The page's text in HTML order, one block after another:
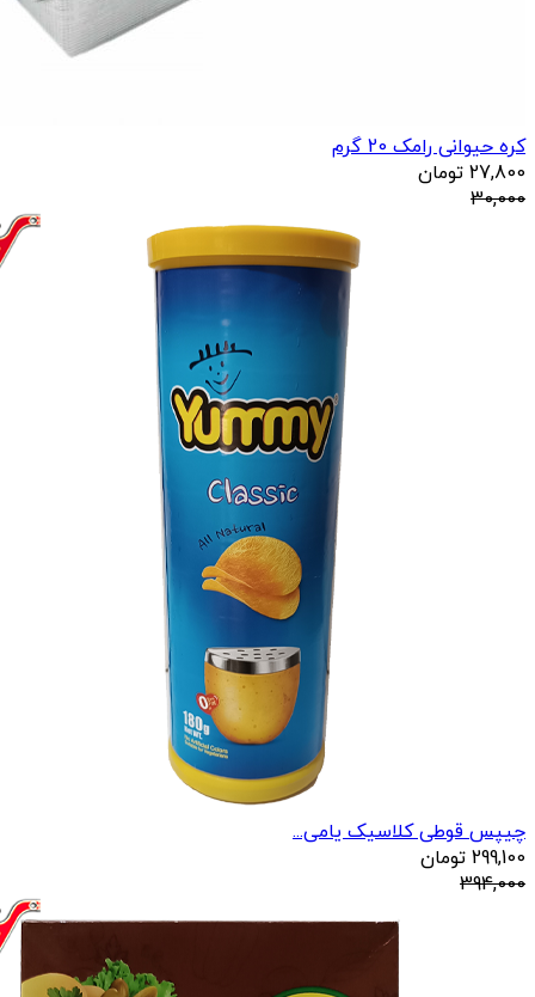
کره حیوانی رامک 20 گرم
27,800 تومان
30,000
چیپس قوطی کلاسیک یامی...
299,100 تومان
394,000